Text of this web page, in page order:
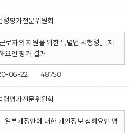
령평가전문위원회
로자의 지원을 위한 특별법 시행령」 제
요인 평가 결과
06-22 48750
령평가전문위원회
일부개정안에 대한 개인정보 침해요인 평